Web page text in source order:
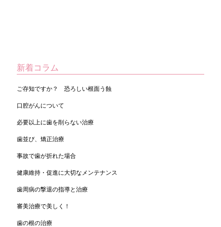
新着コラム
ご存知ですか？ 恐ろしい根面う蝕
口腔がんについて
必要以上に歯を削らない治療
歯並び、矯正治療
事故で歯が折れた場合
健康維持・促進に大切なメンテナンス
歯周病の撃退の指導と治療
審美治療で美しく！
歯の根の治療